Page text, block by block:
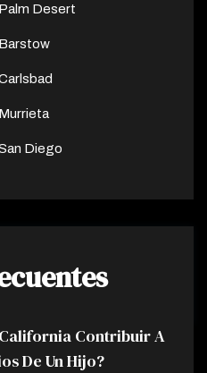
Desert
Diego
Contribuir A
De Un Hijo?